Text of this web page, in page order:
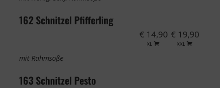
162 Schnitzel Pfifferling
€ 14,90
XL
€ 19,90
XXL
mit Rahmsoße
163 Schnitzel Pesto